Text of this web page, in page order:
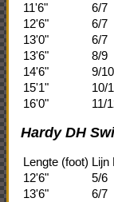
11'6"
6/7
12'6"
6/7
13'0"
6/7
13'6"
8/9
14'6"
9/10
15'1"
10/
16'0"
11/
Hardy DH
Lengte (foot) Lijn
12'6"
5/6
13'6"
6/7